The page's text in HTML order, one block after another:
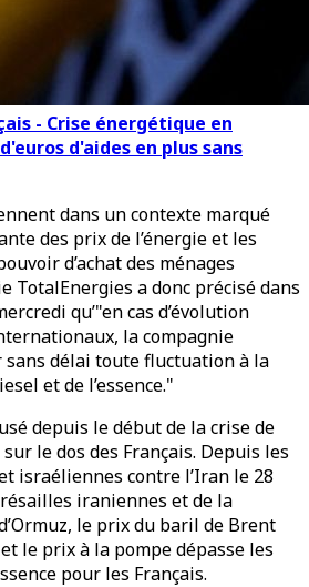
- Crise énergétique en
d'aides en plus sans
dans un contexte marqué
des prix de l’énergie et les
d’achat des ménages
TotalEnergies a donc précisé dans
qu’"en cas d’évolution
la compagnie
sans délai toute fluctuation à la
et de l’essence."
depuis le début de la crise de
sur le dos des Français. Depuis les
israéliennes contre l’Iran le 28
iraniennes et de la
le prix du baril de Brent
le prix à la pompe dépasse les
pour les Français.